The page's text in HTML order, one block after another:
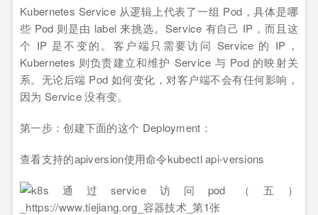
Kubernetes Service 从逻辑上代表了一组 Pod，具体是哪
些 Pod 则是由 label 来挑选。Service 有自己 IP，而且这
个 IP 是不变的。客户端只需要访问 Service 的 IP，
Kubernetes 则负责建立和维护 Service 与 Pod 的映射关
系。无论后端 Pod 如何变化，对客户端不会有任何影响，
因为 Service 没有变。
第一步：创建下面的这个 Deployment：
查看支持的apiversion使用命令kubectl api-versions